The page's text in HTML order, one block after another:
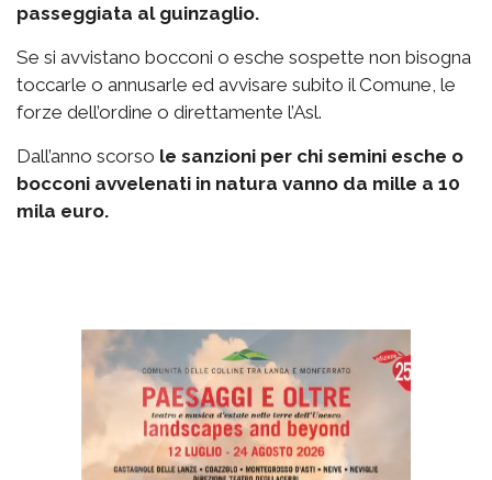
passeggiata al guinzaglio.
Se si avvistano bocconi o esche sospette non bisogna
toccarle o annusarle ed avvisare subito il Comune, le
forze dell’ordine o direttamente l’Asl.
Dall’anno scorso le sanzioni per chi semini esche o
bocconi avvelenati in natura vanno da mille a 10
mila euro.